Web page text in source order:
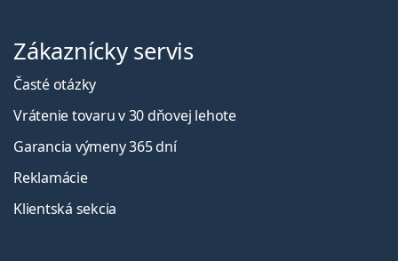
Zákaznícky servis
Časté otázky
Vrátenie tovaru v 30 dňovej lehote
Garancia výmeny 365 dní
Reklamácie
Klientská sekcia